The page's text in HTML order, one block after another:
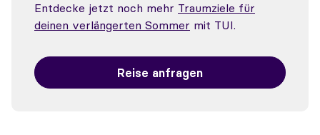
Entdecke jetzt noch mehr Traumziele für
deinen verlängerten Sommer mit TUI.
Reise anfragen